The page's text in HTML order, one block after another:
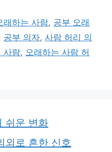
래하는 사람, 공부 오래
공부 의자, 사람 허리 의
사람, 오래하는 사람 허
쉬운 변화
외로 흔한 신호